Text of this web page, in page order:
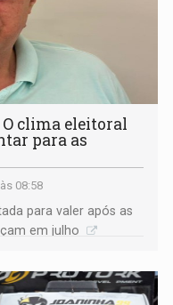
O clima eleitoral
para as
08:58
para valer após as
em julho